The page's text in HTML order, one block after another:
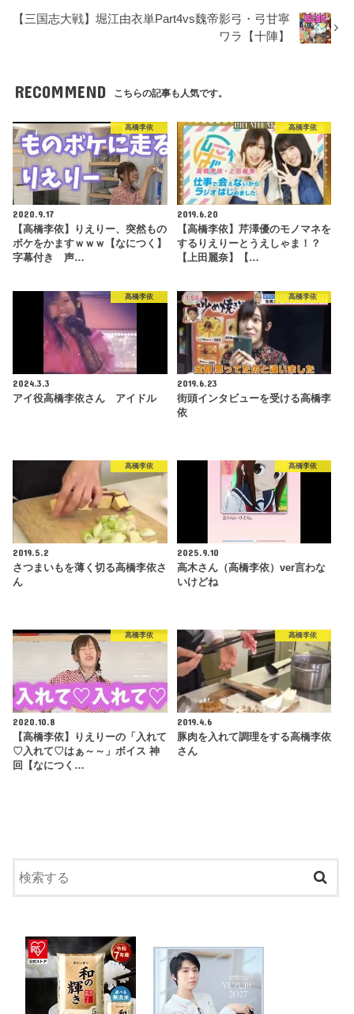
【三国志大戦】堀江由衣単Part4vs魏帝影弓・弓甘寧
ワラ【十陣】
RECOMMEND こちらの記事も人気です。
高橋李依
2020.9.17
【高橋李依】りえりー、突然もの
ボケをかますｗｗｗ【なにつく】
字幕付き 声…
高橋李依
2019.6.20
【高橋李依】芹澤優のモノマネを
するりえりーとうえしゃま！？
【上田麗奈】【…
高橋李依
2024.3.3
アイ役高橋李依さん アイドル
高橋李依
2019.6.23
街頭インタビューを受ける高橋李
依
高橋李依
2019.5.2
さつまいもを薄く切る高橋李依さ
ん
高橋李依
2025.9.10
高木さん（高橋李依）ver言わな
いけどね
高橋李依
2020.10.8
【高橋李依】りえりーの「入れて
♡入れて♡はぁ～～」ボイス 神
回【なにつく…
高橋李依
2019.4.6
豚肉を入れて調理をする高橋李依
さん